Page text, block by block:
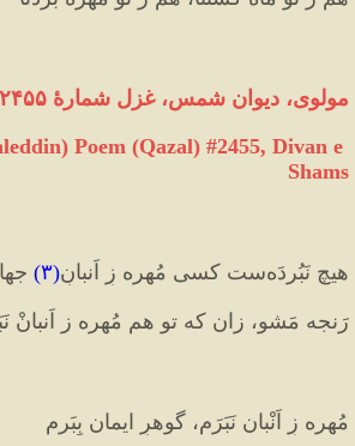
مولوی، دیوان شمس، غزل شمارهٔ ۲۴۵۵
Poem (Qazal) #2455, Divan e
Shams
هیچ نَبُردَه‌ست کسی مُهره زِ اَنبانِ (۳)
رَنجه مَشو، زان که تو هم مُهره ز اَنبانْ
مُهره زِ اَنْبان نَبَرَم، گوهرِ ایمان بِبَرم